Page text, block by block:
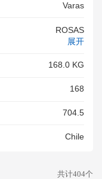
Varas
ROSAS
展开
168.0 KG
168
704.5
Chile
共计404个